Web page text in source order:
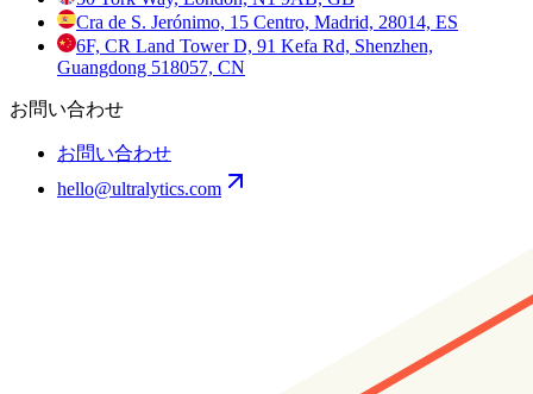
Cra de S. Jerónimo, 15 Centro, Madrid, 28014, ES
6F, CR Land Tower D, 91 Kefa Rd, Shenzhen,
Guangdong 518057, CN
お問い合わせ
お問い合わせ
hello@ultralytics.com